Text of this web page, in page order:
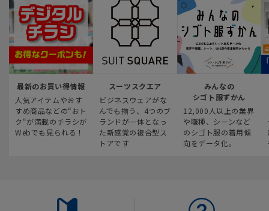
最新のお買い得情報
人気アイテムやおす
すめ商品などの“おト
ク“が満載のチラシが
Webでも見られる！
スーツスクエア
ビジネスウェアがな
んでも揃う、4つのブ
ランドが一体となっ
た新感覚の複合型ス
トアです
みんなの
シゴト服ずかん
12,000人以上の業界
や職種、シーンなど
のシゴト服の着用傾
向をデータ化。